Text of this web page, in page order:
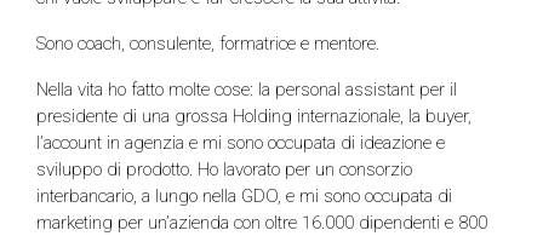
Sono coach, consulente, formatrice e mentore.
Nella vita ho fatto molte cose: la personal assistant per il
presidente di una grossa Holding internazionale, la buyer,
l’account in agenzia e mi sono occupata di ideazione e
sviluppo di prodotto. Ho lavorato per un consorzio
interbancario, a lungo nella GDO, e mi sono occupata di
marketing per un’azienda con oltre 16.000 dipendenti e 800